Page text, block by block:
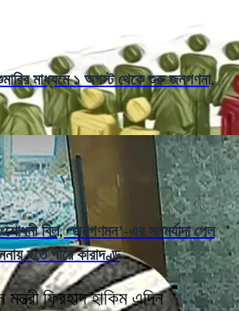
মাধ্যমে ১ অগস্ট থেকে শুরু জনগণনা,
বিল, ‘জনগণমন’-এর সমমর্যাদা পেল
হতে পারে কারাদণ্ড
ফিরহাদ হাকিম এদিন